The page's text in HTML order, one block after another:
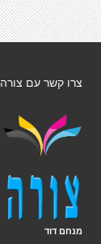
צרו קשר עם צורה
מנחם דוד